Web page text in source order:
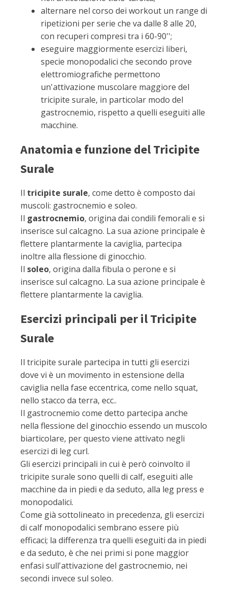
alternare nel corso dei workout un range di
ripetizioni per serie che va dalle 8 alle 20,
con recuperi compresi tra i 60-90'';
eseguire maggiormente esercizi liberi,
specie monopodalici che secondo prove
elettromiografiche permettono
un'attivazione muscolare maggiore del
tricipite surale, in particolar modo del
gastrocnemio, rispetto a quelli eseguiti alle
macchine.
Anatomia e funzione del Tricipite
Surale
Il tricipite surale, come detto è composto dai
muscoli: gastrocnemio e soleo.
Il gastrocnemio, origina dai condili femorali e si
inserisce sul calcagno. La sua azione principale è
flettere plantarmente la caviglia, partecipa
inoltre alla flessione di ginocchio.
Il soleo, origina dalla fibula o perone e si
inserisce sul calcagno. La sua azione principale è
flettere plantarmente la caviglia.
Esercizi principali per il Tricipite
Surale
Il tricipite surale partecipa in tutti gli esercizi
dove vi è un movimento in estensione della
caviglia nella fase eccentrica, come nello squat,
nello stacco da terra, ecc..
Il gastrocnemio come detto partecipa anche
nella flessione del ginocchio essendo un muscolo
biarticolare, per questo viene attivato negli
esercizi di leg curl.
Gli esercizi principali in cui è però coinvolto il
tricipite surale sono quelli di calf, eseguiti alle
macchine da in piedi e da seduto, alla leg press e
monopodalici.
Come già sottolineato in precedenza, gli esercizi
di calf monopodalici sembrano essere più
efficaci; la differenza tra quelli eseguiti da in piedi
e da seduto, è che nei primi si pone maggior
enfasi sull'attivazione del gastrocnemio, nei
secondi invece sul soleo.